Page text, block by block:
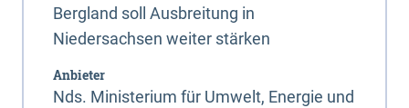
Bergland soll Ausbreitung in
Niedersachsen weiter stärken
Anbieter
Nds. Ministerium für Umwelt, Energie und